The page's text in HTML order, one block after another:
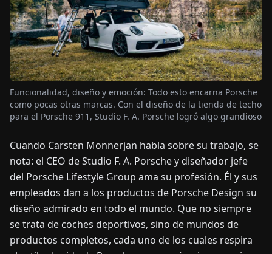
ENDEFRES ITNL PLHU
CONTÁCTENOS
Funcionalidad, diseño y emoción: Todo esto encarna Porsche
como pocas otras marcas. Con el diseño de la tienda de techo
para el Porsche 911, Studio F. A. Porsche logró algo grandioso
Cuando Carsten Monnerjan habla sobre su trabajo, se
nota: el CEO de Studio F. A. Porsche y diseñador jefe
del Porsche Lifestyle Group ama su profesión. Él y sus
empleados dan a los productos de Porsche Design su
diseño admirado en todo el mundo. Que no siempre
se trata de coches deportivos, sino de mundos de
productos completos, cada uno de los cuales respira